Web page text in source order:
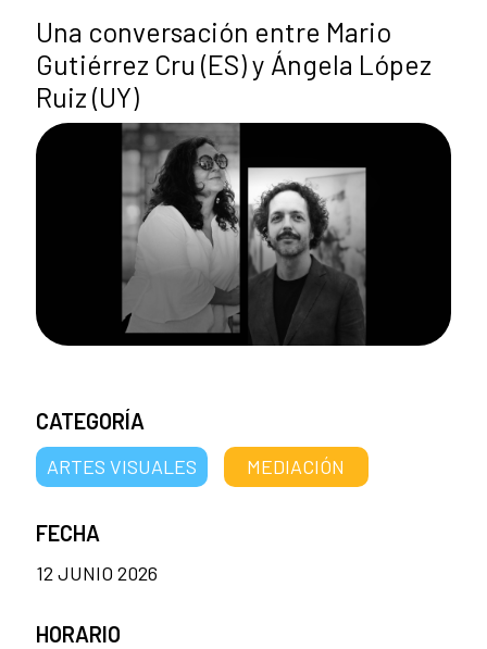
Una conversación entre Mario
Gutiérrez Cru (ES) y Ángela López
Ruiz (UY)
CATEGORÍA
ARTES VISUALES MEDIACIÓN
FECHA
12 JUNIO 2026
HORARIO